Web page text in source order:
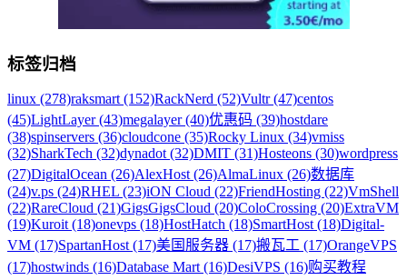
标签归档
linux (278)raksmart (152)RackNerd (52)Vultr (47)centos
(45)LightLayer (43)megalayer (40)优惠码 (39)hostdare
(38)spinservers (36)cloudcone (35)Rocky Linux (34)vmiss
(32)SharkTech (32)dynadot (32)DMIT (31)Hosteons (30)wordpress
(27)DigitalOcean (26)AlexHost (26)AlmaLinux (26)数据库
(24)v.ps (24)RHEL (23)iON Cloud (22)FriendHosting (22)VmShell
(22)RareCloud (21)GigsGigsCloud (20)ColoCrossing (20)ExtraVM
(19)Kuroit (18)onevps (18)HostHatch (18)SmartHost (18)Digital-
VM (17)SpartanHost (17)美国服务器 (17)搬瓦工 (17)OrangeVPS
(17)hostwinds (16)Database Mart (16)DesiVPS (16)购买教程